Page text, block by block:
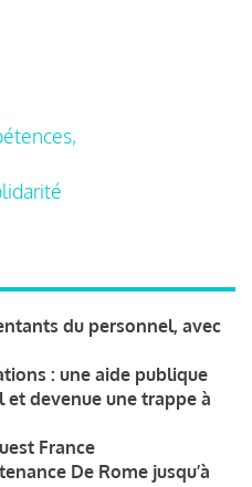
du personnel, avec
: une aide publique
devenue une trappe à
France
De Rome jusqu’à